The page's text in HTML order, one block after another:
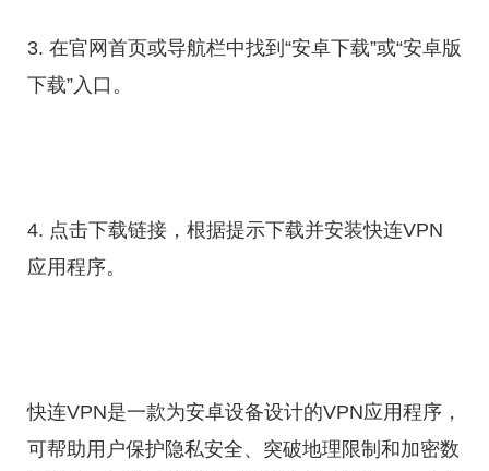
3. 在官网首页或导航栏中找到“安卓下载”或“安卓版
下载”入口。
4. 点击下载链接，根据提示下载并安装快连VPN
应用程序。
快连VPN是一款为安卓设备设计的VPN应用程序，
可帮助用户保护隐私安全、突破地理限制和加密数